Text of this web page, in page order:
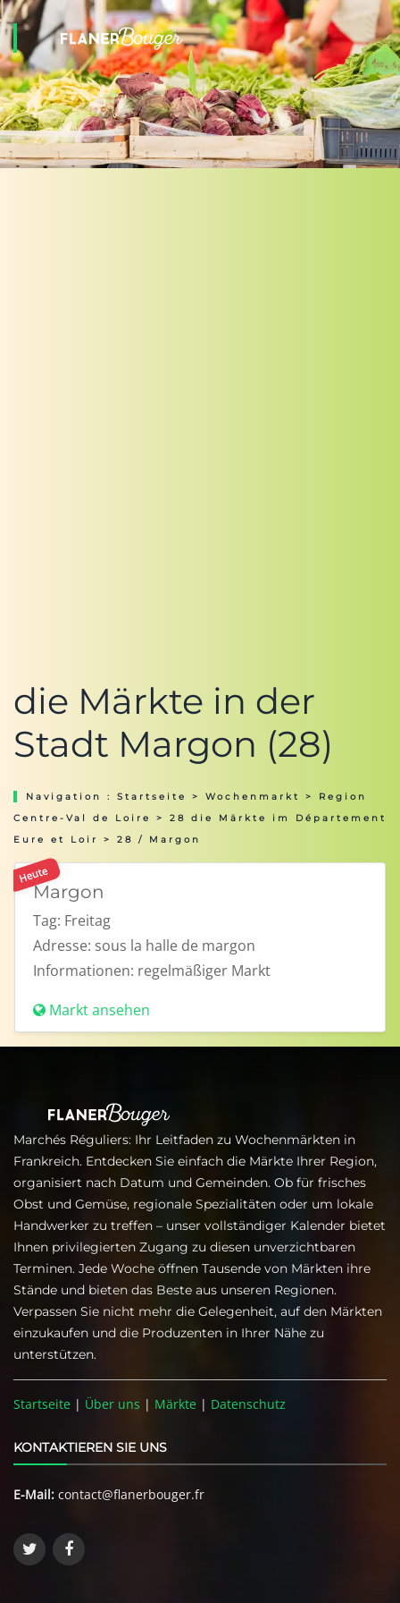
die Märkte in der
Stadt Margon (28)
Navigation : Startseite > Wochenmarkt > Region
Centre-Val de Loire
> 28 die Märkte im Département
Eure et Loir
> 28 / Margon
Heute
Margon
Tag: Freitag
Adresse: sous la halle de margon
Informationen: regelmäßiger Markt
Markt ansehen
Marchés Réguliers: Ihr Leitfaden zu Wochenmärkten in
Frankreich. Entdecken Sie einfach die Märkte Ihrer Region,
organisiert nach Datum und Gemeinden. Ob für frisches
Obst und Gemüse, regionale Spezialitäten oder um lokale
Handwerker zu treffen – unser vollständiger Kalender bietet
Ihnen privilegierten Zugang zu diesen unverzichtbaren
Terminen. Jede Woche öffnen Tausende von Märkten ihre
Stände und bieten das Beste aus unseren Regionen.
Verpassen Sie nicht mehr die Gelegenheit, auf den Märkten
einzukaufen und die Produzenten in Ihrer Nähe zu
unterstützen.
Startseite | Über uns | Märkte | Datenschutz
KONTAKTIEREN SIE UNS
E-Mail: contact@flanerbouger.fr